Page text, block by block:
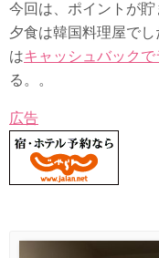
今回は、ポイントが
夕食は韓国料理屋で
はキャッシュバックで
る。。
広告